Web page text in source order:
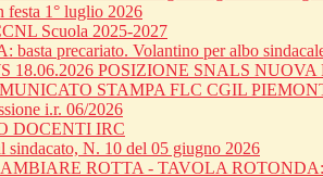
festa 1° luglio 2026
Scuola 2025-2027
basta precariato. Volantino per albo
18.06.2026 POSIZIONE SNALS NUOVA
STAMPA FLC CGIL
i.r. 06/2026
DOCENTI IRC
N. 10 del 05 giugno 2026
ROTTA - TAVOLA